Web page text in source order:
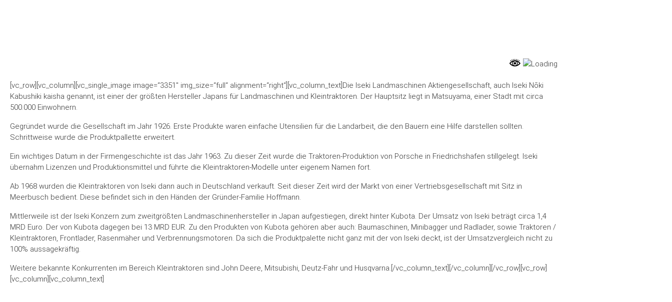
[vc_row][vc_column][vc_single_image image=“3351″ img_size=“full“ alignment=“right“][vc_column_text]Die Iseki Landmaschinen Aktiengesellschaft, auch Iseki Nōki
Kabushiki kaisha genannt, ist einer der größten Hersteller Japans für Landmaschinen und Kleintraktoren. Der Hauptsitz liegt in Matsuyama, einer Stadt mit circa
500.000 Einwohnern.
Gegründet wurde die Gesellschaft im Jahr 1926. Erste Produkte waren einfache Utensilien für die Landarbeit, die den Bauern eine Hilfe darstellen sollten.
Schrittweise wurde die Produktpallette erweitert.
Ein wichtiges Datum in der Firmengeschichte ist das Jahr 1963. Zu dieser Zeit wurde die Traktoren-Produktion von Porsche in Friedrichshafen stillgelegt. Iseki
übernahm Lizenzen und Produktionsmittel und führte die Kleintraktoren-Modelle unter eigenem Namen fort.
Ab 1968 wurden die Kleintraktoren von Iseki dann auch in Deutschland verkauft. Seit dieser Zeit wird der Markt von einer Vertriebsgesellschaft mit Sitz in
Meerbusch bedient. Diese befindet sich in den Händen der Gründer-Familie Hoffmann.
Mittlerweile ist der Iseki Konzern zum zweitgrößten Landmaschinenhersteller in Japan aufgestiegen, direkt hinter Kubota. Der Umsatz von Iseki beträgt circa 1,4
MRD Euro. Der von Kubota dagegen bei 13 MRD EUR. Zu den Produkten von Kubota gehören aber auch: Baumaschinen, Minibagger und Radlader, sowie Traktoren /
Kleintraktoren, Frontlader, Rasenmäher und Verbrennungsmotoren. Da sich die Produktpalette nicht ganz mit der von Iseki deckt, ist der Umsatzvergleich nicht zu
100% aussagekräftig.
Weitere bekannte Konkurrenten im Bereich Kleintraktoren sind John Deere, Mitsubishi, Deutz-Fahr und Husqvarna.[/vc_column_text][/vc_column][/vc_row][vc_row]
[vc_column][vc_column_text]